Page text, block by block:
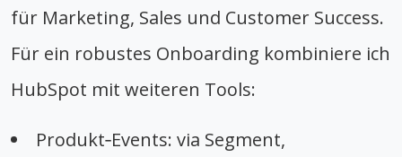
für Marketing, Sales und Customer Success.
Für ein robustes Onboarding kombiniere ich
HubSpot mit weiteren Tools:
Produkt‑Events: via Segment,